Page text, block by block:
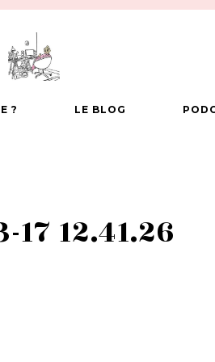
? LE BLOG
17 12.41.26